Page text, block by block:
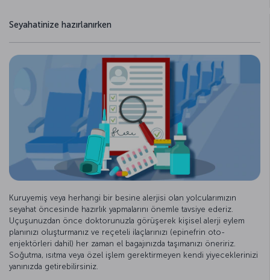
Seyahatinize hazırlanırken
Kuruyemiş veya herhangi bir besine alerjisi olan yolcularımızın
seyahat öncesinde hazırlık yapmalarını önemle tavsiye ederiz.
Uçuşunuzdan önce doktorunuzla görüşerek kişisel alerji eylem
planınızı oluşturmanız ve reçeteli ilaçlarınızı (epinefrin oto-
enjektörleri dahil) her zaman el bagajınızda taşımanızı öneririz.
Soğutma, ısıtma veya özel işlem gerektirmeyen kendi yiyeceklerinizi
yanınızda getirebilirsiniz.